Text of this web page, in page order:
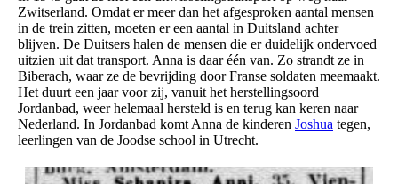
Zwitserland. Omdat er meer dan het afgesproken aantal mensen
in de trein zitten, moeten er een aantal in Duitsland achter
blijven. De Duitsers halen de mensen die er duidelijk ondervoed
uitzien uit dat transport. Anna is daar één van. Zo strandt ze in
Biberach, waar ze de bevrijding door Franse soldaten meemaakt.
Het duurt een jaar voor zij, vanuit het herstellingsoord
Jordanbad, weer helemaal hersteld is en terug kan keren naar
Nederland. In Jordanbad komt Anna de kinderen Joshua tegen,
leerlingen van de Joodse school in Utrecht.